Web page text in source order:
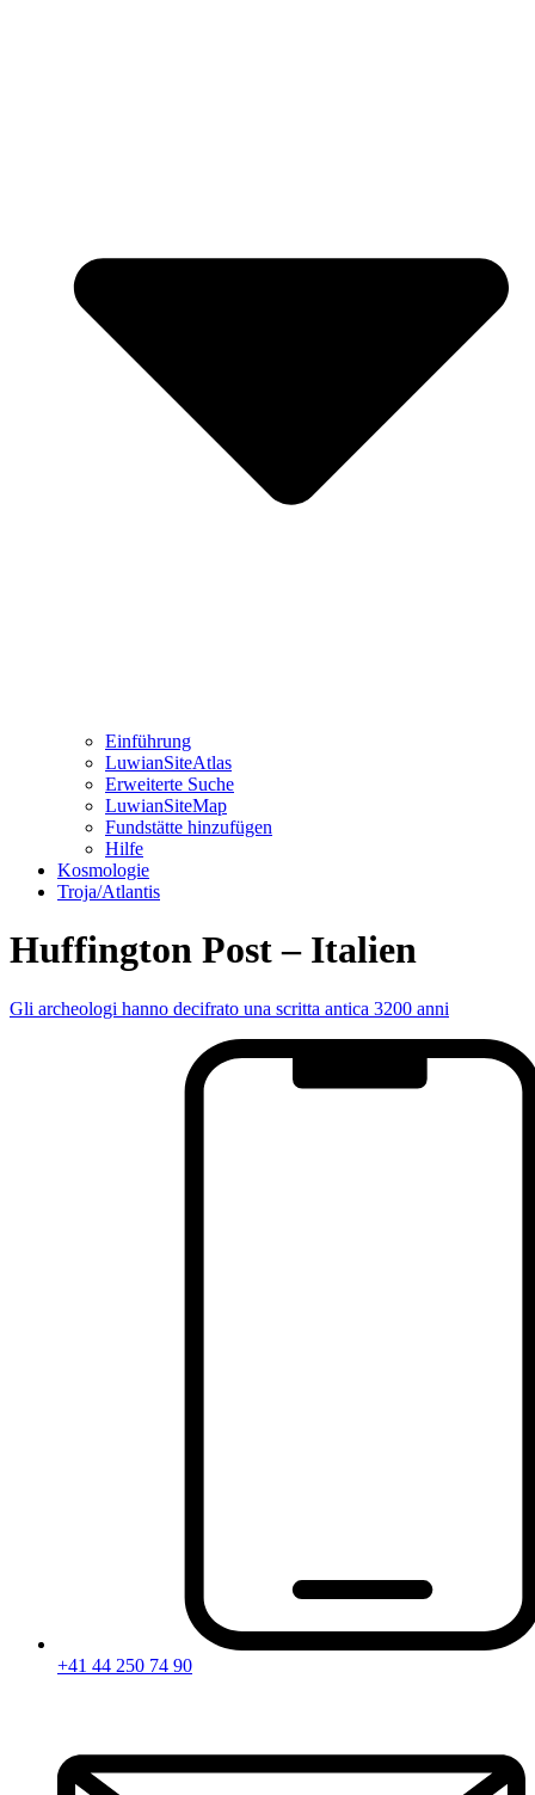
Einführung
LuwianSiteAtlas
Erweiterte Suche
LuwianSiteMap
Fundstätte hinzufügen
Hilfe
Kosmologie
Troja/Atlantis
Huffington Post – Italien
Gli archeologi hanno decifrato una scritta antica 3200 anni
+41 44 250 74 90